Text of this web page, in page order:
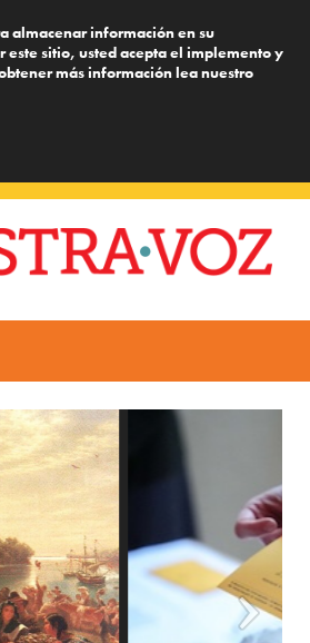
almacenar información en su
este sitio, usted acepta el implemento y
más información lea nuestro